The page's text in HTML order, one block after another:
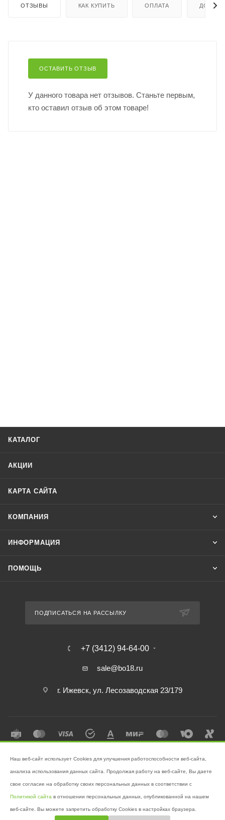
ОТЗЫВЫ КАК КУПИТЬ ОПЛАТА
ОСТАВИТЬ ОТЗЫВ
У данного товара нет отзывов. Станьте первым,
кто оставил отзыв об этом товаре!
КАТАЛОГ
АКЦИИ
КАРТА САЙТА
КОМПАНИЯ
ИНФОРМАЦИЯ
ПОМОЩЬ
ПОДПИСАТЬСЯ НА РАССЫЛКУ
+7 (3412) 94-64-00
sale@bo18.ru
г. Ижевск, ул. Лесозаводская 23/179
поддержании чистоты!
Наш веб-сайт использует Cookies для улучшения работоспособности веб-сайта,
анализа использования данных сайта. Продолжая работу на веб-сайте, Вы даете
свое согласие на обработку своих персональных данных в соответствии с
Политикой сайта в отношении персональных данных, опубликованной на нашем
веб-сайте. Вы можете запретить обработку Cookies в настройках браузера.